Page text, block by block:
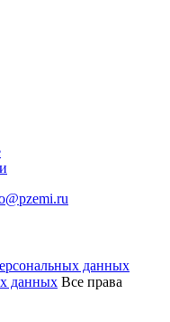
данных
данных Все права